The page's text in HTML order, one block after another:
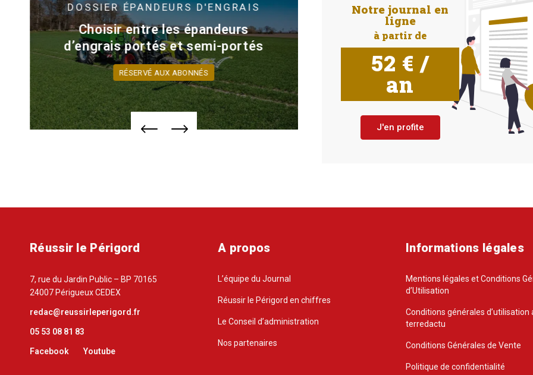
DOSSIER ÉPANDEURS D'ENGRAIS
Choisir entre les épandeurs
d’engrais portés et semi-portés
RÉSERVÉ AUX ABONNÉS
DOSSIERÉNERGIES
Les énergies renouvelables
montent en puissance
RÉSERVÉ AUX ABONNÉS
Notre journal en
ligne
à partir de
52 € /
an
J'en profite
Réussir le Périgord
7, rue du Jardin Public – BP 70165
24007 Périgueux CEDEX
redac@reussirleperigord.fr
05 53 08 81 83
Facebook Youtube
A propos
L’équipe du Journal
Réussir le Périgord en chiffres
Le Conseil d’administration
Nos partenaires
Informations légales
Mentions légales et Conditions
d’Utilisation
Conditions générales d’utilisation
terredactu
Conditions Générales de Vente
Politique de confidentialité